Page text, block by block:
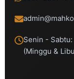
Senin -
(Minggu &